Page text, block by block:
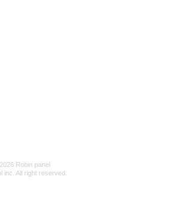
2026 Robin panel
inc. All right reserved.